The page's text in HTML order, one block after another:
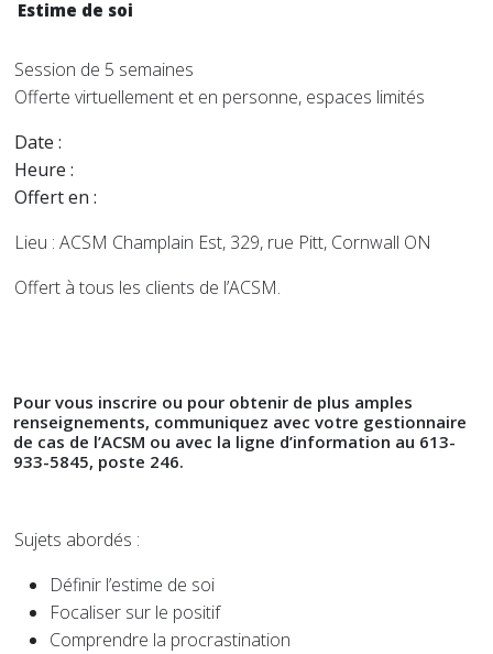
Estime de soi
Session de 5 semaines
Offerte virtuellement et en personne, espaces limités
Date :
Heure :
Offert en :
Lieu : ACSM Champlain Est, 329, rue Pitt, Cornwall ON
Offert à tous les clients de l’ACSM.
Pour vous inscrire ou pour obtenir de plus amples
renseignements, communiquez avec votre gestionnaire
de cas de l’ACSM ou avec la ligne d’information au 613-
933-5845, poste 246.
Sujets abordés :
Définir l’estime de soi
Focaliser sur le positif
Comprendre la procrastination